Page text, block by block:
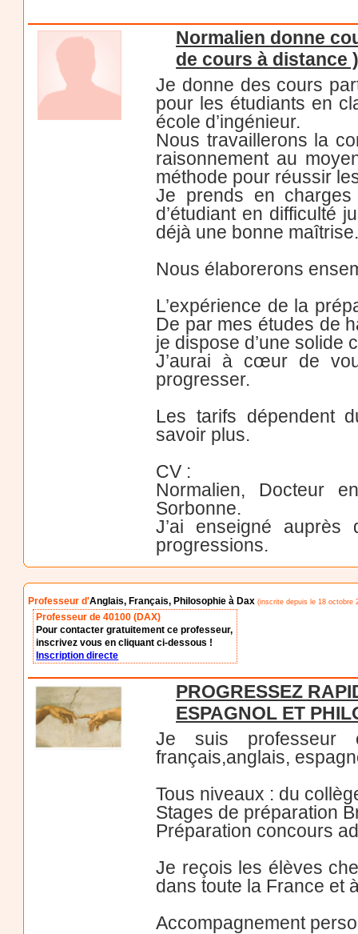
Normalien donne
de cours à distance
Je donne des cours
pour les étudiants en
école d’ingénieur.
Nous travaillerons la
raisonnement au
méthode pour réussir
Je prends en
d’étudiant en difficulté
déjà une bonne
Nous élaborerons
L’expérience de la
De par mes études de
je dispose d’une solide
J’aurai à cœur de
progresser.
Les tarifs dépendent
savoir plus.
CV :
Normalien, Docteur
Sorbonne.
J’ai enseigné
progressions.
Professeur d'Anglais, Français, Philosophie à Dax (inscrite depuis le 18 octobre
Professeur de 40100 (DAX)
Pour contacter gratuitement ce professeur,
inscrivez vous en cliquant ci-dessous !
Inscription directe
PROGRESSEZ
ESPAGNOL ET
Je suis
français,anglais,
Tous niveaux : du
Stages de préparation
Préparation concours
Je reçois les élèves
dans toute la France et
Accompagnement